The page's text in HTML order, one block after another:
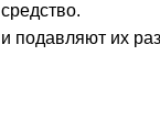
подавляют их